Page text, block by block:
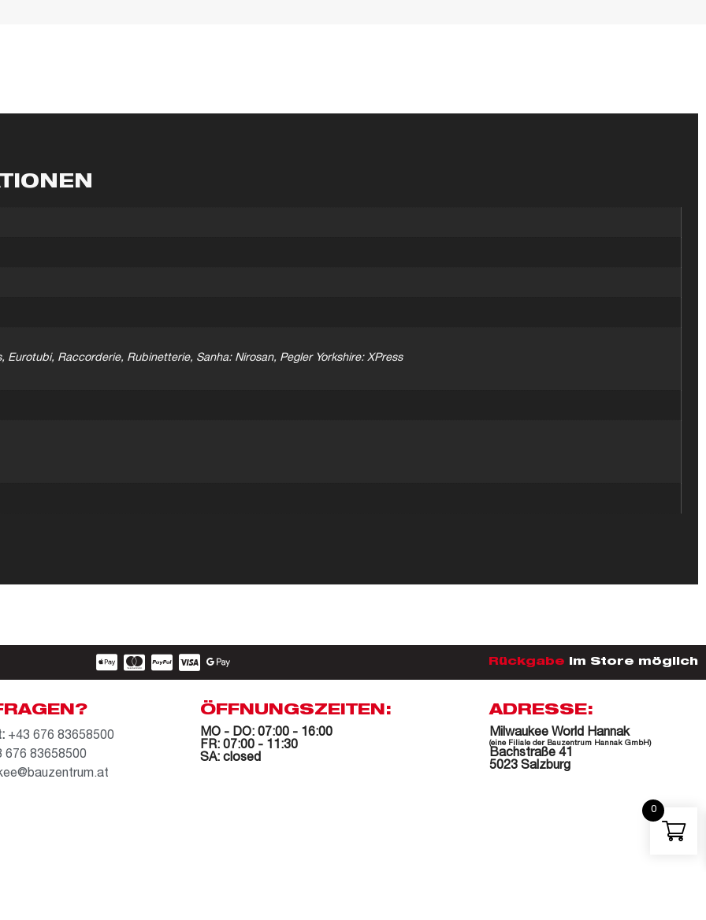
Eurotubi, Raccorderie, Rubinetterie, Sanha: Nirosan, Pegler Yorkshire: XPress
Rückgabe im Store möglich
+43 676 83658500
676 83658500
ÖFFNUNGSZEITEN:
MO - DO: 07:00 - 16:00
FR: 07:00 - 11:30
SA: closed
ADRESSE:
Milwaukee World Hannak
(eine Filiale der Bauzentrum Hannak GmbH)
Bachstraße 41
5023 Salzburg
0